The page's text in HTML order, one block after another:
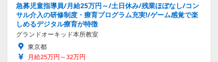
急募児童指導員/月給25万円～/土日休み/残業ほぼなし/コン
サル介入の研修制度・療育プログラム充実!/ゲーム感覚で楽
しめるデジタル療育が特徴
グランドオーキッド本所教室
東京都
月給25万円～32万円